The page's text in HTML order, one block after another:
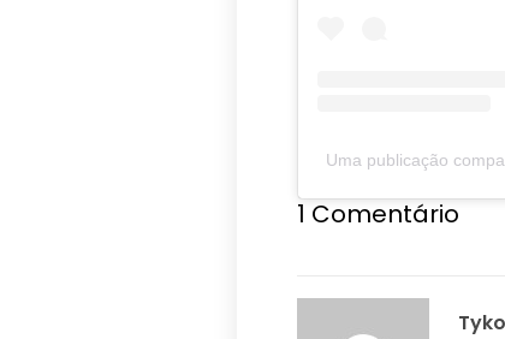
Uma publicação
1 Comentário